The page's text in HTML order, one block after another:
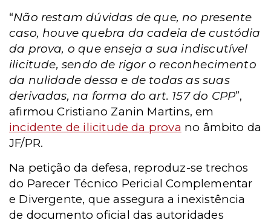
“Não restam dúvidas de que, no presente
caso, houve quebra da cadeia de custódia
da prova, o que enseja a sua indiscutível
ilicitude, sendo de rigor o reconhecimento
da nulidade dessa e de todas as suas
derivadas, na forma do art. 157 do CPP”,
afirmou Cristiano Zanin Martins, em
incidente de ilicitude da prova no âmbito da
JF/PR.
Na petição da defesa, reproduz-se trechos
do Parecer Técnico Pericial Complementar
e Divergente, que assegura a inexistência
de documento oficial das autoridades